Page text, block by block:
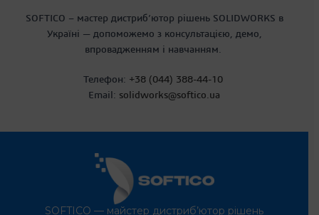
SOFTICO – мастер дистриб’ютор рішень SOLIDWORKS в
Україні — допоможемо з консультацією, демо,
впровадженням і навчанням.
Телефон: +38 (044) 388-44-10
Email : solidworks@softico.ua
SOFTICO — майстер дистриб’ютор рішень